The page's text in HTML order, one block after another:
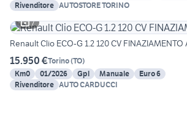
Rivenditore AUTOSTORE TORINO
7
Renault Clio ECO-G 1.2 120 CV FINAZIAMENTO
15.950 €Torino(TO)
Km0
01/2026 Gpl Manuale
Euro 6
Rivenditore AUTO CARDUCCI